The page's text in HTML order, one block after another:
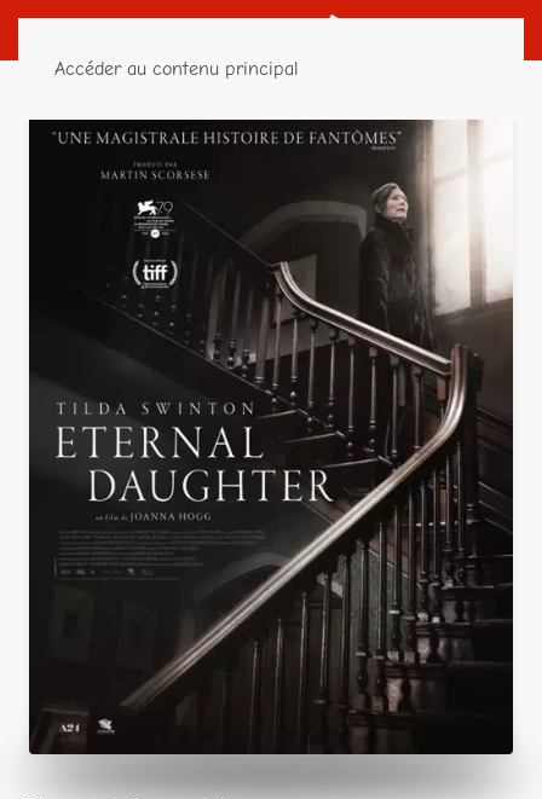
Accéder au contenu principal